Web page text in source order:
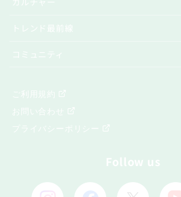
トレンド最前線
コミュニティ
ご利用規約
お問い合わせ
プライバシーポリシー
Follow us